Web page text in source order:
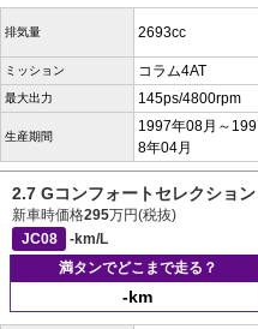
排気量 2693cc
ミッション コラム4AT
最大出力 145ps/4800rpm
生産期間
1997年08月～199
8年04月
2.7 Gコンフォートセレクション
新車時価格295万円(税抜)
JC08
-km/L
満タンでどこまで走る？
-km